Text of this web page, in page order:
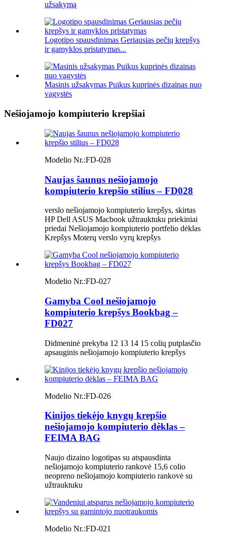
užsakymą
Logotipo spausdinimas Geriausias pečių krepšys
ir gamyklos pristatymas...
Masinis užsakymas Puikus kuprinės dizainas nuo
vagystės
Nešiojamojo kompiuterio krepšiai
Modelio Nr.:FD-028
Naujas šaunus nešiojamojo
kompiuterio krepšio stilius – FD028
verslo nešiojamojo kompiuterio krepšys, skirtas
HP Dell ASUS Macbook užtrauktuku priekiniai
priedai Nešiojamojo kompiuterio portfelio dėklas
Krepšys Moterų verslo vyrų krepšys
Modelio Nr.:FD-027
Gamyba Cool nešiojamojo
kompiuterio krepšys Bookbag –
FD027
Didmeninė prekyba 12 13 14 15 colių putplasčio
apsauginis nešiojamojo kompiuterio krepšys
Modelio Nr.:FD-026
Kinijos tiekėjo knygų krepšio
nešiojamojo kompiuterio dėklas –
FEIMA BAG
Naujo dizaino logotipas su atspausdinta
nešiojamojo kompiuterio rankovė 15,6 colio
neopreno nešiojamojo kompiuterio rankovė su
užtrauktuku
Modelio Nr.:FD-021